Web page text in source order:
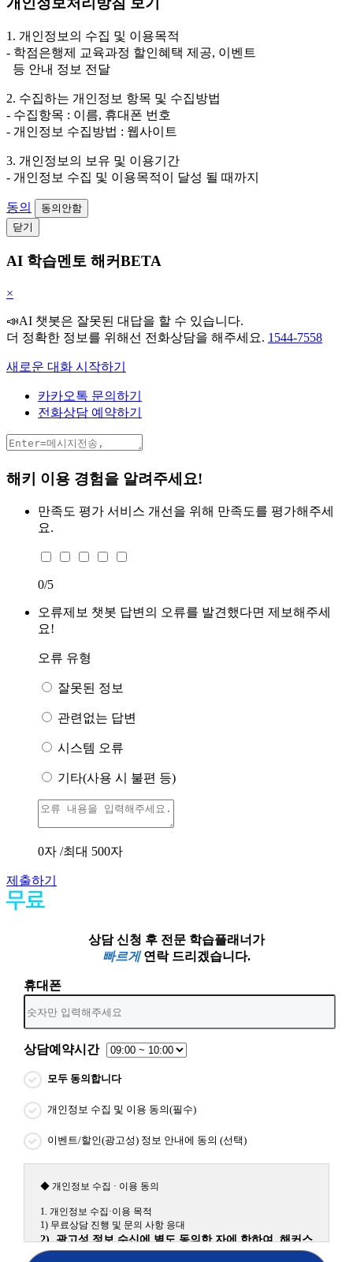
1. 개인정보의 수집 및 이용목적
- 학점은행제 교육과정 할인혜택 제공, 이벤트
등 안내 정보 전달
2. 수집하는 개인정보 항목 및 수집방법
- 수집항목 : 이름, 휴대폰 번호
- 개인정보 수집방법 : 웹사이트
3. 개인정보의 보유 및 이용기간
- 개인정보 수집 및 이용목적이 달성 될 때까지
동의
동의안함
닫기
AI 학습멘토 해커BETA
×
📣AI 챗봇은 잘못된 대답을 할 수 있습니다.
더 정확한 정보를 위해선 전화상담을 해주세요. 1544-7558
새로운 대화 시작하기
카카오톡 문의하기
전화상담 예약하기
해키 이용 경험을 알려주세요!
만족도 평가 서비스 개선을 위해 만족도를 평가해주세
요.
0/5
오류제보 챗봇 답변의 오류를 발견했다면 제보해주세
요!
오류 유형
잘못된 정보
관련없는 답변
시스템 오류
기타(사용 시 불편 등)
0자 /최대 500자
제출하기
상담 신청 후 전문 학습플래너가
빠르게연락 드리겠습니다.
휴대폰
상담예약시간
모두 동의합니다
개인정보 수집 및 이용 동의(필수)
이벤트/할인(광고성) 정보 안내에 동의 (선택)
◆ 개인정보 수집 · 이용 동의
1. 개인정보 수집·이용 목적
1) 무료상담 진행 및 문의 사항 응대
2) 광고성 정보 수신에 별도 동의한 자에 한하여 해커스
원격평생교육원을 비롯한 해커스 교육그룹의 새로운 서